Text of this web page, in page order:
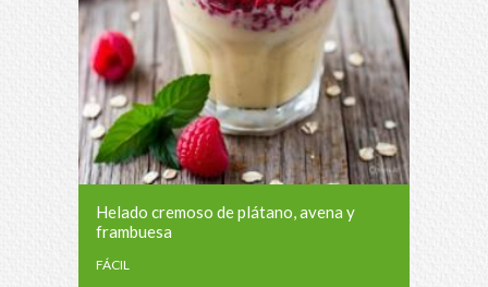
Helado cremoso de plátano, avena y
frambuesa
FÁCIL